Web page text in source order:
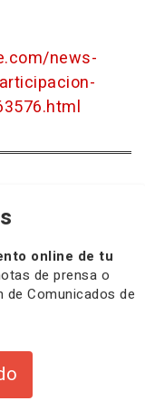
news-
online de tu
de prensa o
Comunicados de